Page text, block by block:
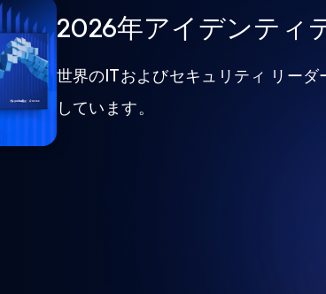
2026年アイデンティ
世界のITおよびセキュリティ リー
しています。